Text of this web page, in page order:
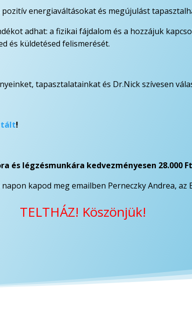
energiaváltásokat és megújulást
adhat: a fizikai fájdalom és a hozzájuk
és küldetésed felismerését.
tapasztalatainkat és Dr.Nick szívesen
!
és légzésmunkára kedvezményesen 28.000
kapod meg emailben Perneczky Andrea,
TELTHÁZ! Köszönjük!